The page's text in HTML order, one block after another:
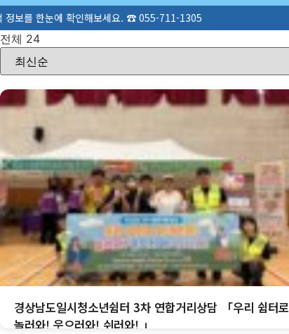
확인해보세요. ☎ 055-711-1305
전체 24
경상남도일시청소년쉼터 3차 연합거리상담 「우리 쉼터로
놀러와! 웃으러와! 쉬러와! 」